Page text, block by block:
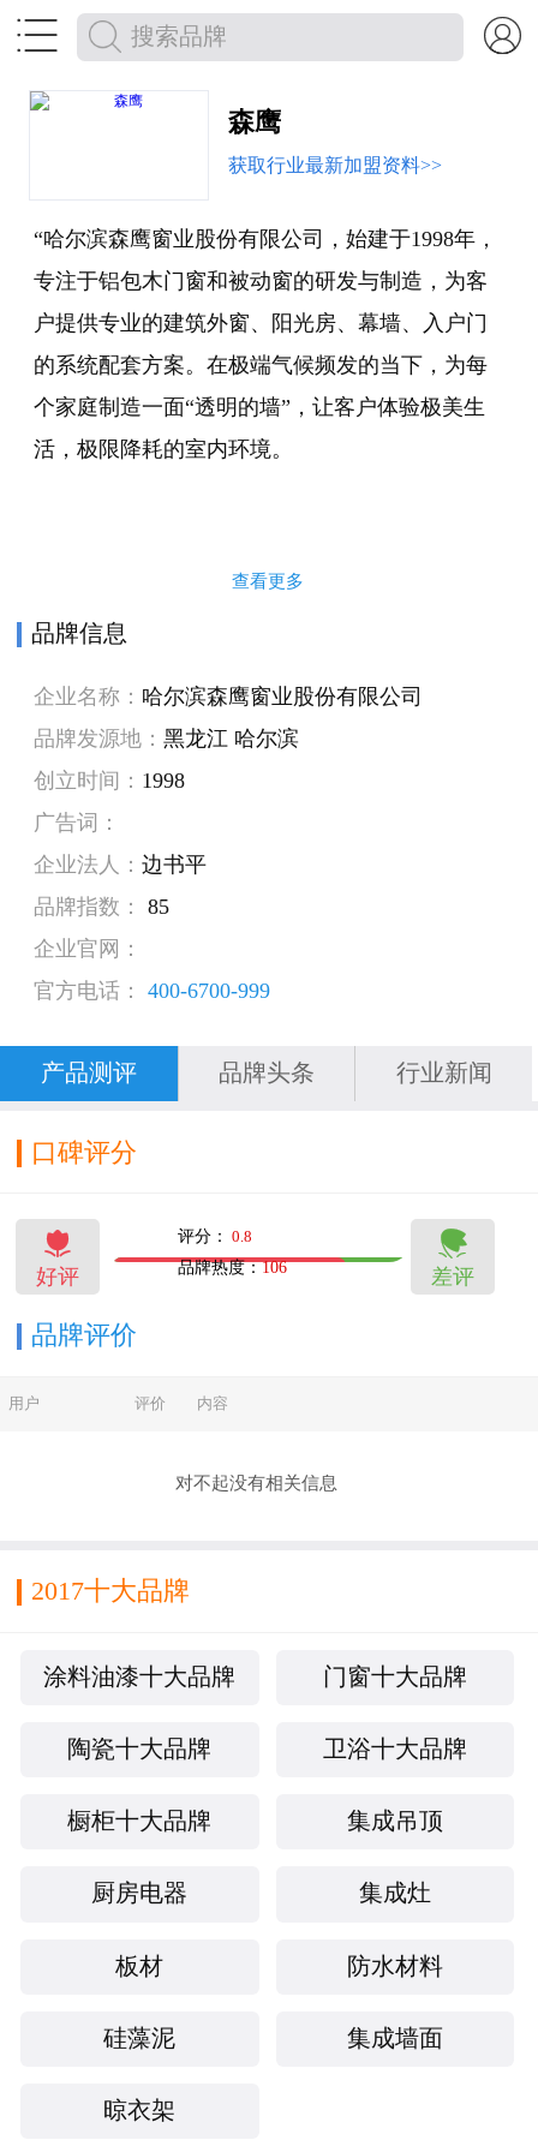
 
森鹰
获取行业最新加盟资料>>
“哈尔滨森鹰窗业股份有限公司，始建于1998年，
专注于铝包木门窗和被动窗的研发与制造，为客
户提供专业的建筑外窗、阳光房、幕墙、入户门
的系统配套方案。在极端气候频发的当下，为每
个家庭制造一面“透明的墙”，让客户体验极美生
活，极限降耗的室内环境。
查看更多
品牌信息
企业名称： 哈尔滨森鹰窗业股份有限公司
品牌发源地： 黑龙江 哈尔滨
创立时间： 1998
广告词：
企业法人： 边书平
品牌指数： 85
企业官网：
官方电话： 400-6700-999
产品测评 品牌头条 行业新闻
口碑评分

好评

差评
评分： 0.8
品牌热度：106
品牌评价
用户 评价 内容
对不起没有相关信息
2017十大品牌
涂料油漆十大品牌 门窗十大品牌
陶瓷十大品牌 卫浴十大品牌
橱柜十大品牌 集成吊顶
厨房电器 集成灶
板材 防水材料
硅藻泥 集成墙面
晾衣架